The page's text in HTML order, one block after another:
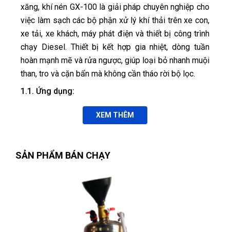
xăng, khí nén GX-100 là giải pháp chuyên nghiệp cho
việc làm sạch các bộ phận xử lý khí thải trên xe con,
xe tải, xe khách, máy phát điện và thiết bị công trình
chạy Diesel. Thiết bị kết hợp gia nhiệt, dòng tuần
hoàn mạnh mẽ và rửa ngược, giúp loại bỏ nhanh muội
than, tro và cặn bẩn mà không cần tháo rời bộ lọc.
1.1. Ứng dụng:
Vệ sinh kim phun nhiên liệu:
carbon và cặn dầu tích tụ, khôi phục tia phun đều
Làm sạch hệ thống nạp khí:
muội bên trong ống nạp, van bướm ga, giúp luồng
Bảo trì bộ chuyển đổi xúc tác ba chiều
Phun dung dịch vào lõi xúc tác để hòa tan
tro cặn, duy trì hiệu suất khử ô nhiễm khí thải.
Ứng dụng đa dòng xe xăng:
XEM THÊM
SẢN PHẨM BÁN CHẠY
(Đánh giá 1 năm trước)
đi đâu cũng thấy bên đây. chuyên nghiệp dữ